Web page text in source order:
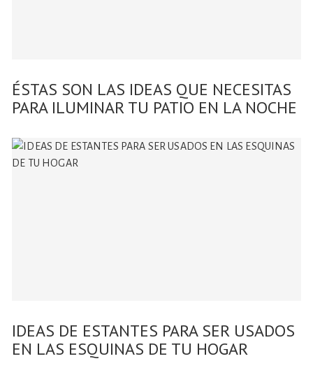
ÉSTAS SON LAS IDEAS QUE NECESITAS
PARA ILUMINAR TU PATIO EN LA NOCHE
IDEAS DE ESTANTES PARA SER USADOS
EN LAS ESQUINAS DE TU HOGAR